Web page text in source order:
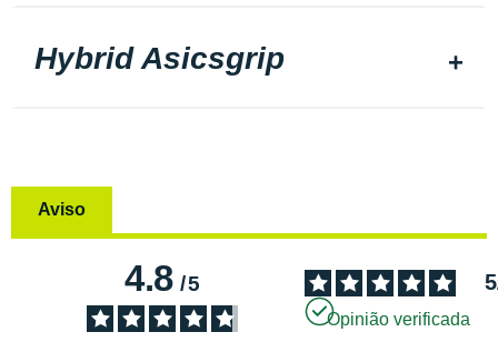
Hybrid Asicsgrip
Aviso
4.8/5 5
Opinião verificada